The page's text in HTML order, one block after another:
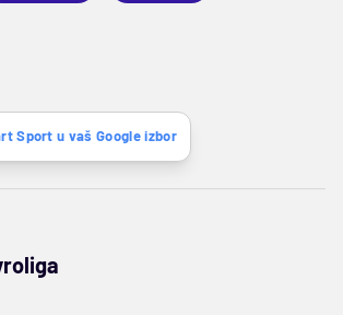
Sport u vaš Google izbor